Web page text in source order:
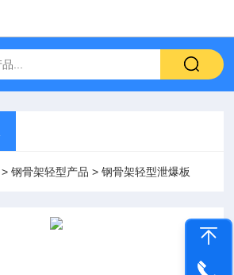
>钢骨架轻型产品 >钢骨架轻型泄爆板